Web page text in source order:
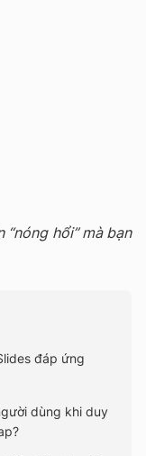
hổi” mà bạn
đáp ứng
dùng khi duy